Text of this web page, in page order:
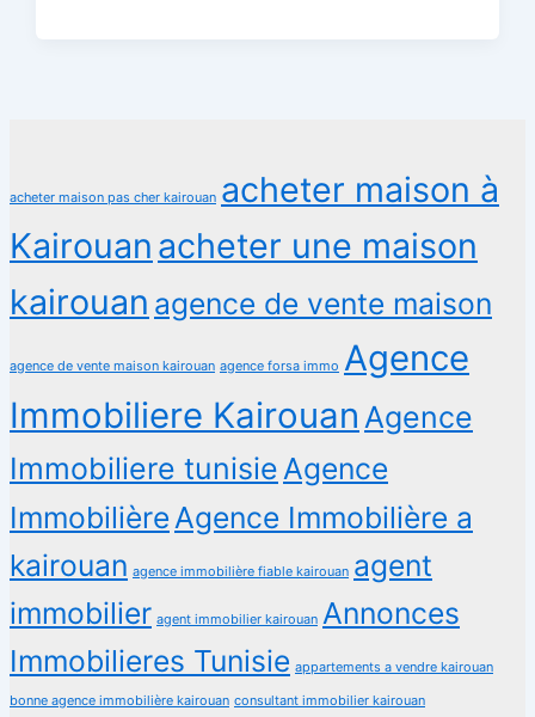
acheter maison pas cher kairouan acheter maison à
Kairouan acheter une maison
kairouan agence de vente maison
agence de vente maison kairouan agence forsa immo Agence
Immobiliere Kairouan Agence
Immobiliere tunisie Agence
Immobilière Agence Immobilière a
kairouan agence immobilière fiable kairouan agent
immobilier agent immobilier kairouan Annonces
Immobilieres Tunisie appartements a vendre kairouan
bonne agence immobilière kairouan consultant immobilier kairouan